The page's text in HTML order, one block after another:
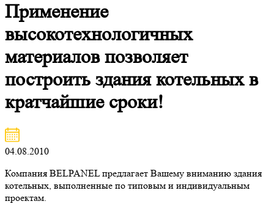
Применение
высокотехнологичных
материалов позволяет
построить здания котельных в
кратчайшие сроки!
04.08.2010
Компания BELPANEL предлагает Вашему вниманию здания
котельных, выполненные по типовым и индивидуальным
проектам.